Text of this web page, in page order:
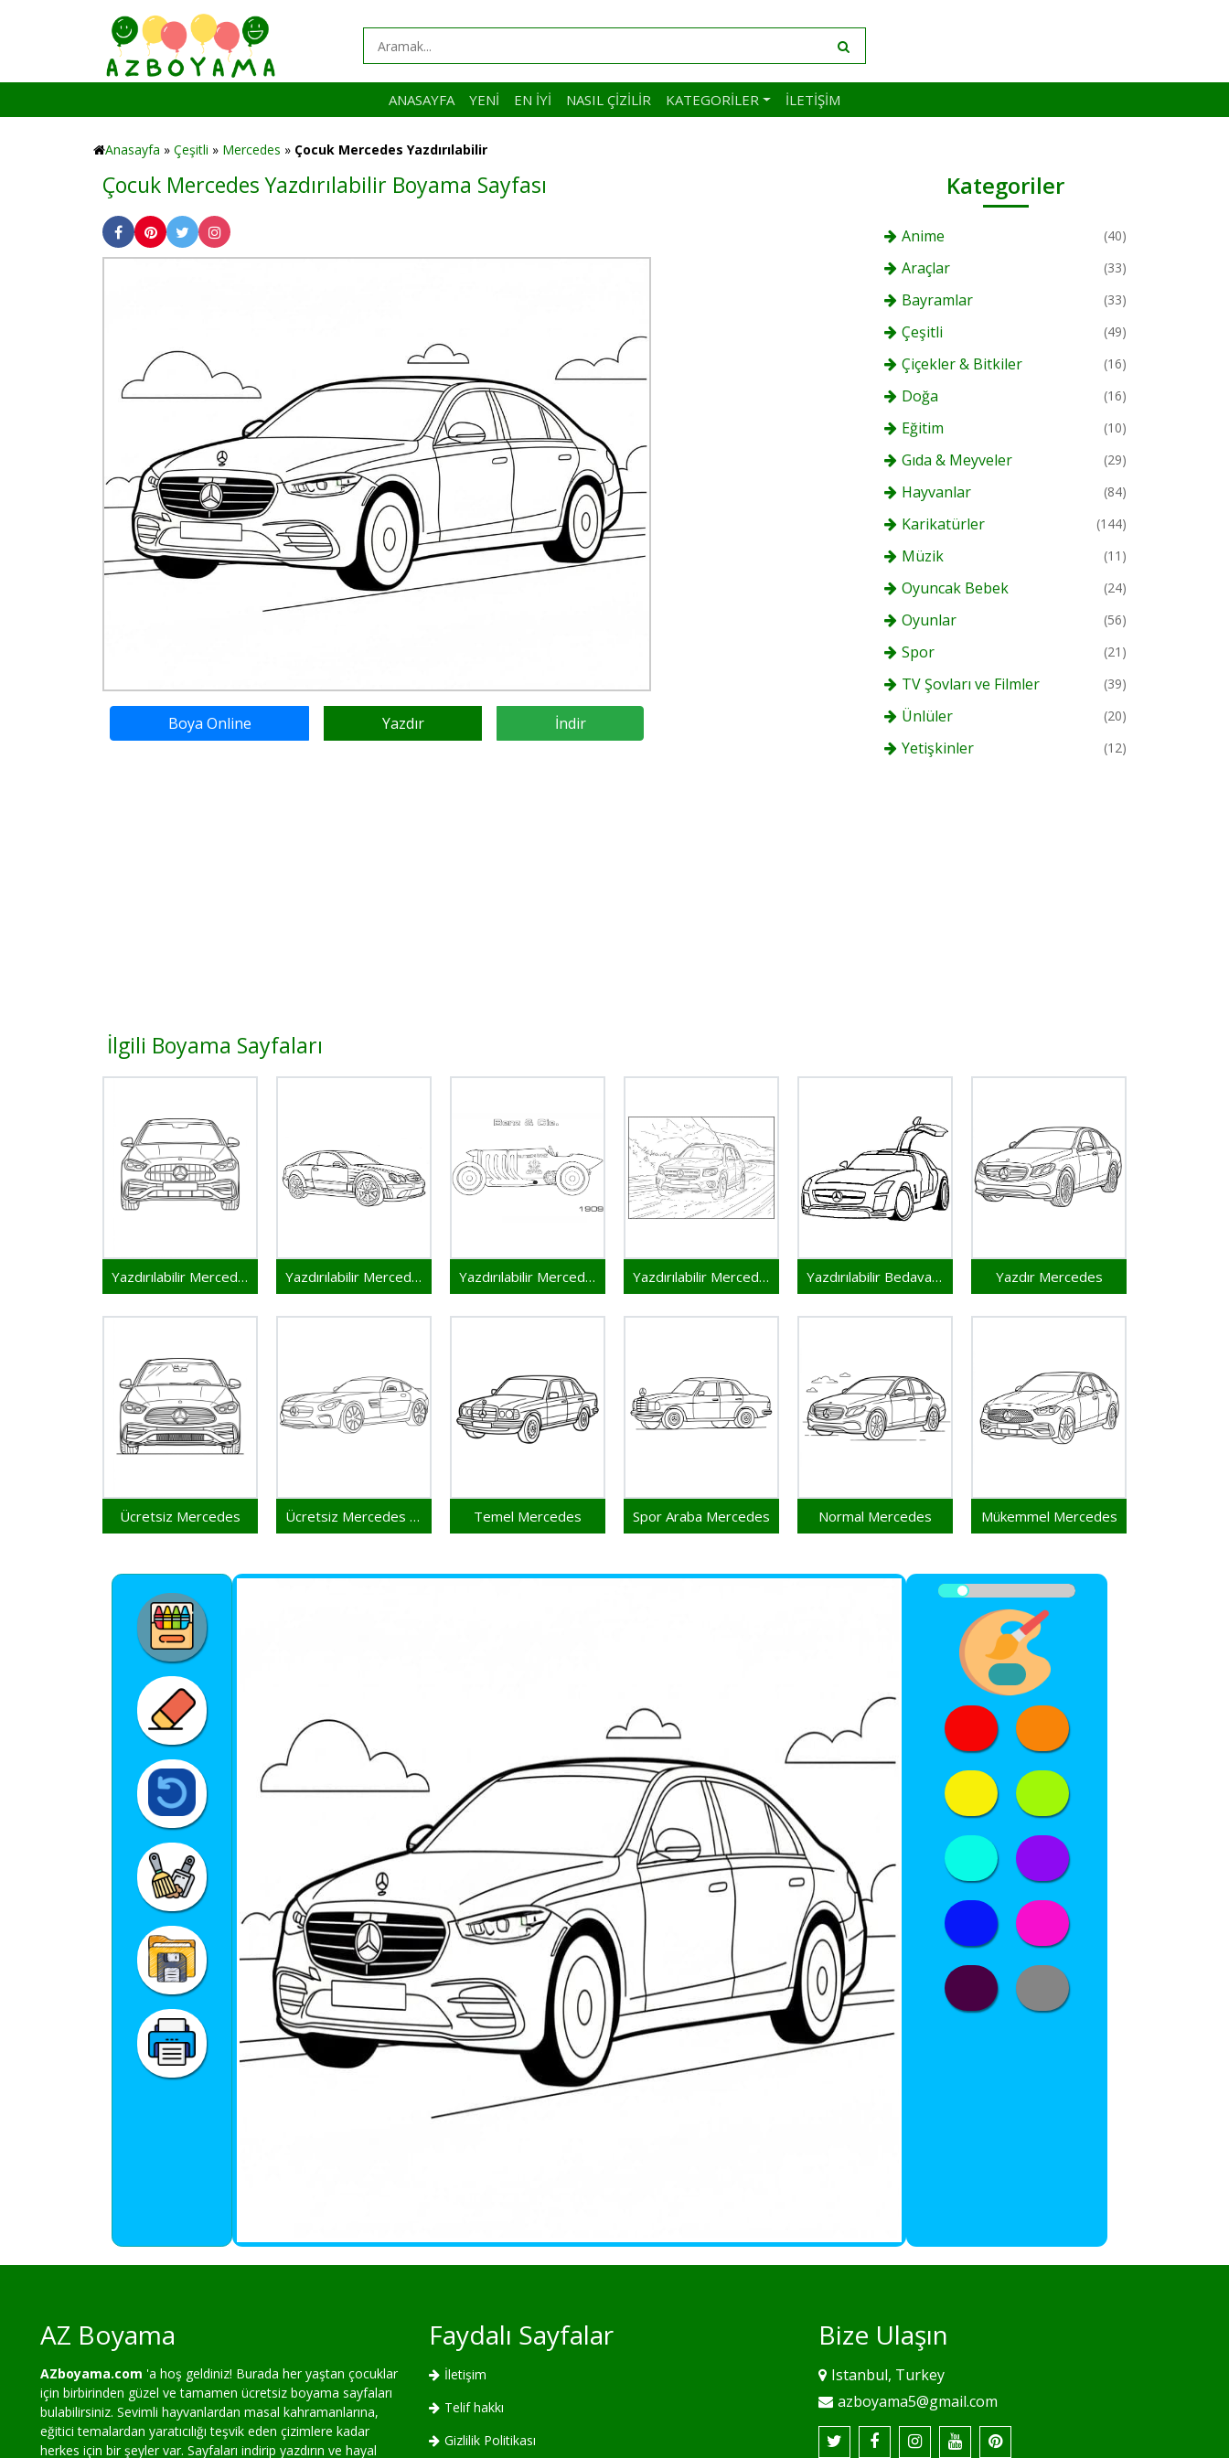
ANASAYFA YENI EN İYI NASIL ÇIZILIR KATEGORILER İLETIŞIM
Anasayfa » Çeşitli » Mercedes » Çocuk Mercedes Yazdırılabilir
Çocuk Mercedes Yazdırılabilir Boyama Sayfası
Boya Online Yazdır İndir
Kategoriler
Anime (40)
Araçlar (33)
Bayramlar (33)
Çeşitli (49)
Çiçekler & Bitkiler (16)
Doğa (16)
Eğitim (10)
Gıda & Meyveler (29)
Hayvanlar (84)
Karikatürler (144)
Müzik (11)
Oyuncak Bebek (24)
Oyunlar (56)
Spor (21)
TV Şovları ve Filmler (39)
Ünlüler (20)
Yetişkinler (12)
İlgili Boyama Sayfaları
Yazdırılabilir Mercedes Yazdırılabilir Mercedes Resim Yazdırılabilir Mercedes Çocuklar İçin Yazdırılabilir Mercedes Bedava Yazdırılabilir Bedava Mercedes Yazdır Mercedes
Ücretsiz Mercedes Ücretsiz Mercedes Yazdırılabilir Temel Mercedes Spor Araba Mercedes Normal Mercedes Mükemmel Mercedes
AZ Boyama
AZboyama.com 'a hoş geldiniz! Burada her yaştan çocuklar
için birbirinden güzel ve tamamen ücretsiz boyama sayfaları
bulabilirsiniz. Sevimli hayvanlardan masal kahramanlarına,
eğitici temalardan yaratıcılığı teşvik eden çizimlere kadar
herkes için bir şeyler var. Sayfaları indirip yazdırın ve hayal
Faydalı Sayfalar
İletişim
Telif hakkı
Gizlilik Politikası
Bize Ulaşın
Istanbul, Turkey
azboyama5@gmail.com